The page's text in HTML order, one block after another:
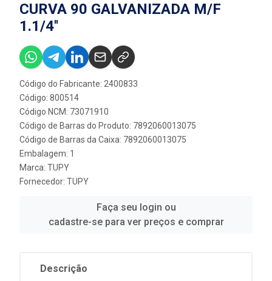
CURVA 90 GALVANIZADA M/F
1.1/4''
Código do Fabricante: 2400833
Código: 800514
Código NCM: 73071910
Código de Barras do Produto: 7892060013075
Código de Barras da Caixa: 7892060013075
Embalagem: 1
Marca: TUPY
Fornecedor: TUPY
Faça seu login ou
cadastre-se para ver preços e comprar
Descrição